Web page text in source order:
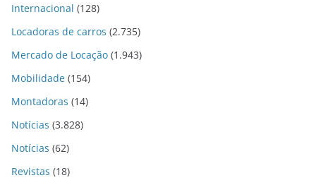
Internacional (128)
Locadoras de carros (2.735)
Mercado de Locação (1.943)
Mobilidade (154)
Montadoras (14)
Notícias (3.828)
Notícias (62)
Revistas (18)